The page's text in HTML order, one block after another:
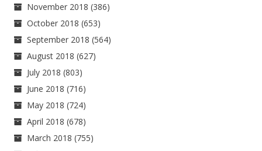
November 2018 (386)
October 2018 (653)
September 2018 (564)
August 2018 (627)
July 2018 (803)
June 2018 (716)
May 2018 (724)
April 2018 (678)
March 2018 (755)